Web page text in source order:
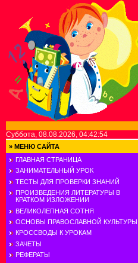
Суббота, 08.08.2026, 04:42:54
» МЕНЮ САЙТА
ГЛАВНАЯ СТРАНИЦА
ЗАНИМАТЕЛЬНЫЙ УРОК
ТЕСТЫ ДЛЯ ПРОВЕРКИ ЗНАНИЙ
ПРОИЗВЕДЕНИЯ ЛИТЕРАТУРЫ В
КРАТКОМ ИЗЛОЖЕНИИ
ВЕЛИКОЛЕПНАЯ СОТНЯ
ОСНОВЫ ПРАВОСЛАВНОЙ КУЛЬТУРЫ
КРОССВОДЫ К УРОКАМ
ЗАЧЕТЫ
РЕФЕРАТЫ